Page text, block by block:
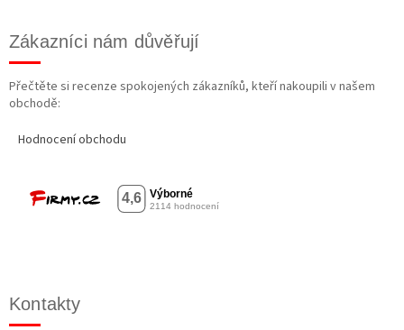
Zákazníci nám důvěřují
Přečtěte si recenze spokojených zákazníků, kteří nakoupili v našem
obchodě:
Hodnocení obchodu
Kontakty